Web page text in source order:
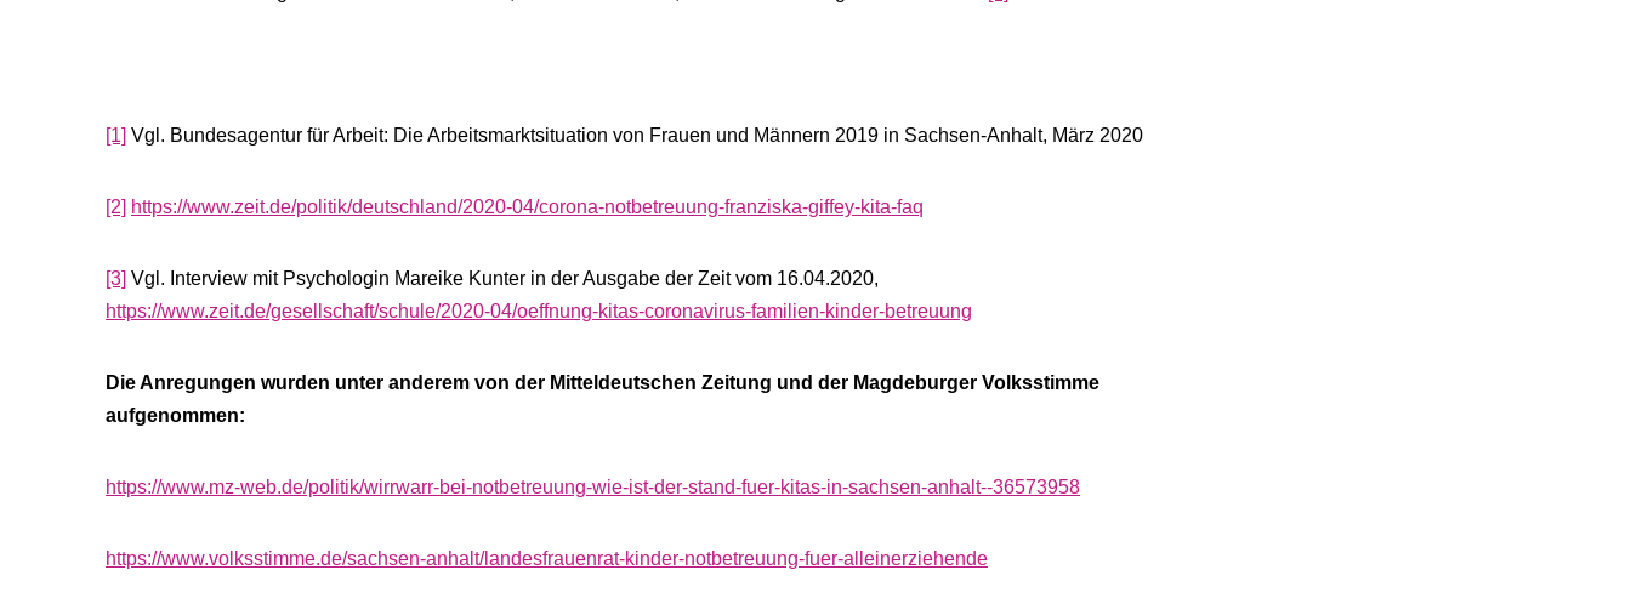
[1] Vgl. Bundesagentur für Arbeit: Die Arbeitsmarktsituation von Frauen und Männern 2019 in Sachsen-Anhalt, März 2020
[2] https://www.zeit.de/politik/deutschland/2020-04/corona-notbetreuung-franziska-giffey-kita-faq
[3] Vgl. Interview mit Psychologin Mareike Kunter in der Ausgabe der Zeit vom 16.04.2020,
https://www.zeit.de/gesellschaft/schule/2020-04/oeffnung-kitas-coronavirus-familien-kinder-betreuung
Die Anregungen wurden unter anderem von der Mitteldeutschen Zeitung und der Magdeburger Volksstimme
aufgenommen:
https://www.mz-web.de/politik/wirrwarr-bei-notbetreuung-wie-ist-der-stand-fuer-kitas-in-sachsen-anhalt--36573958
https://www.volksstimme.de/sachsen-anhalt/landesfrauenrat-kinder-notbetreuung-fuer-alleinerziehende